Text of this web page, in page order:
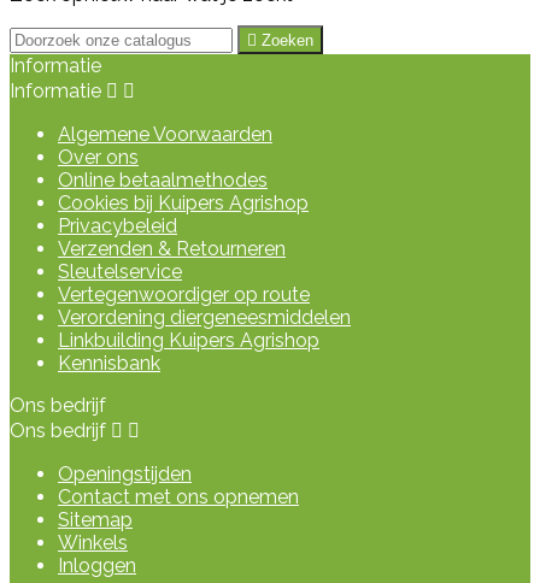
 Zoeken
Informatie
Informatie  
Algemene Voorwaarden
Over ons
Online betaalmethodes
Cookies bij Kuipers Agrishop
Privacybeleid
Verzenden & Retourneren
Sleutelservice
Vertegenwoordiger op route
Verordening diergeneesmiddelen
Linkbuilding Kuipers Agrishop
Kennisbank
Ons bedrijf
Ons bedrijf  
Openingstijden
Contact met ons opnemen
Sitemap
Winkels
Inloggen